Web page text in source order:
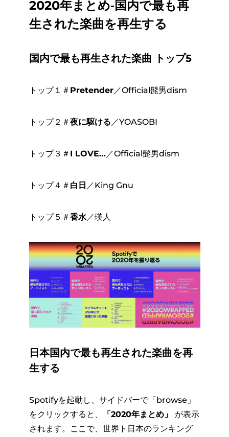
2020年まとめ‐国内で最も再
生された楽曲を再生する
国内で最も再生された楽曲 トップ5
トップ１＃ Pretender／Official髭男dism
トップ２＃夜に駆ける ／YOASOBI
トップ３＃ I LOVE…／Official髭男dism
トップ４＃ 白日 ／King Gnu
トップ５＃香水／瑛人
日本国内で最も再生された楽曲を再
生する
Spotifyを起動し、サイドバーで「browse」
をクリックすると、
「2020年まとめ」 が表示
されます。ここで、世界ト日本のランキング